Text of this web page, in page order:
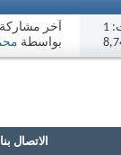
1 آخر مشاركة: 02-29-
بواسطة
الاتصال بنا